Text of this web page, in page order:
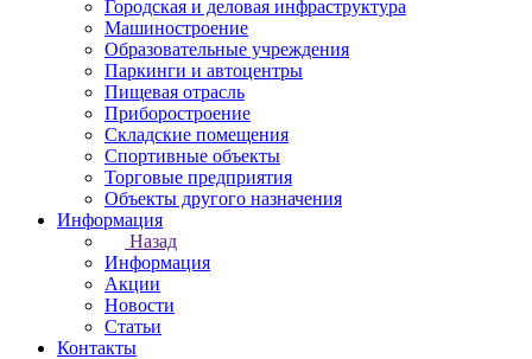
Городская и деловая инфраструктура
Машиностроение
Образовательные учреждения
Паркинги и автоцентры
Пищевая отрасль
Приборостроение
Складские помещения
Спортивные объекты
Торговые предприятия
Объекты другого назначения
Информация
Назад
Информация
Акции
Новости
Статьи
Контакты